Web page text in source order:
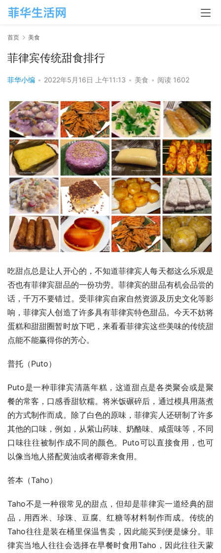
首页 美食
菲律宾传统甜食排行
菲华小编 • 2022年5月16日 上午11:13 • 美食 • 阅读 1602
吃甜点总是让人开心的，不知道菲律宾人每天都这么乐观是
否也有菲律宾甜品的一份功劳。菲律宾的甜品有机会品尝的
话，千万不要错过。受菲律宾自家自然资源及历史文化等影
响，菲律宾人创造了许多具有菲律宾特色甜品。今天不妨将
蛋糕和甜甜圈暂时放下吧，来看看菲律宾这些美味的传统甜
点能不能赢得你的芳心。
普托（Puto）
Puto是一种菲律宾清蒸年糕，这道甜点是各类聚会或是聚
餐的常客，口感香甜软糯。将米饭碾碎后，通过模具用蒸煮
的方式制作而成。除了白色的原味，菲律宾人还研制了许多
其他的口味，例如，从紫山药味、奶酪味、咸蛋味等，不同
口味往往被制作成不同的颜色。Puto可以直接食用，也可
以像当地人搭配黄油或者椰蓉来食用。
答本（Taho）
Taho不是一种很常见的甜点，但却是菲律宾一道经典的甜
品，用西米、珍珠、豆腐、红糖等材料制作而成。传统的
Taho往往是装在桶里保温售卖，因此能买到便是缘分。菲
律宾当地人往往会选择在早餐时食用Taho，因此往往天蒙